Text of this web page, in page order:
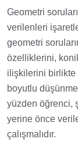
Geometri
verilenleri
geometri
özelliklerini,
ilişkilerini birlikte
boyutlu
yüzden öğrenci,
yerine önce
çalışmalıdır.